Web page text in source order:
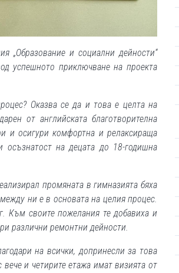
„Образование и социални дейности“
успешното приключване на проекта
Оказва се да и това е целта на
от английската благотворителна
и осигури комфортна и релаксираща
на децата до 18-годишна
промяната в гимназията бяха
ни е в основата на целия процес.
Към своите пожелания те добавиха и
различни ремонтни дейности.
на всички, допринесли за това
и четирите етажа имат визията от